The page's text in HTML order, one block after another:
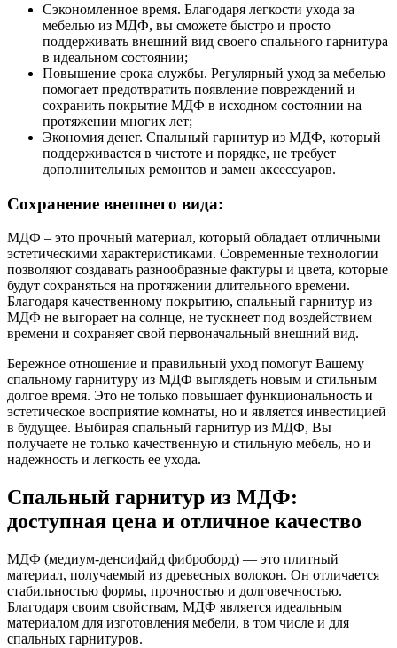
Сэкономленное время. Благодаря легкости ухода за
мебелью из МДФ, вы сможете быстро и просто
поддерживать внешний вид своего спального гарнитура
в идеальном состоянии;
Повышение срока службы. Регулярный уход за мебелью
помогает предотвратить появление повреждений и
сохранить покрытие МДФ в исходном состоянии на
протяжении многих лет;
Экономия денег. Спальный гарнитур из МДФ, который
поддерживается в чистоте и порядке, не требует
дополнительных ремонтов и замен аксессуаров.
Сохранение внешнего вида:
МДФ – это прочный материал, который обладает отличными
эстетическими характеристиками. Современные технологии
позволяют создавать разнообразные фактуры и цвета, которые
будут сохраняться на протяжении длительного времени.
Благодаря качественному покрытию, спальный гарнитур из
МДФ не выгорает на солнце, не тускнеет под воздействием
времени и сохраняет свой первоначальный внешний вид.
Бережное отношение и правильный уход помогут Вашему
спальному гарнитуру из МДФ выглядеть новым и стильным
долгое время. Это не только повышает функциональность и
эстетическое восприятие комнаты, но и является инвестицией
в будущее. Выбирая спальный гарнитур из МДФ, Вы
получаете не только качественную и стильную мебель, но и
надежность и легкость ее ухода.
Спальный гарнитур из МДФ:
доступная цена и отличное качество
МДФ (медиум-денсифайд фиброборд) — это плитный
материал, получаемый из древесных волокон. Он отличается
стабильностью формы, прочностью и долговечностью.
Благодаря своим свойствам, МДФ является идеальным
материалом для изготовления мебели, в том числе и для
спальных гарнитуров.